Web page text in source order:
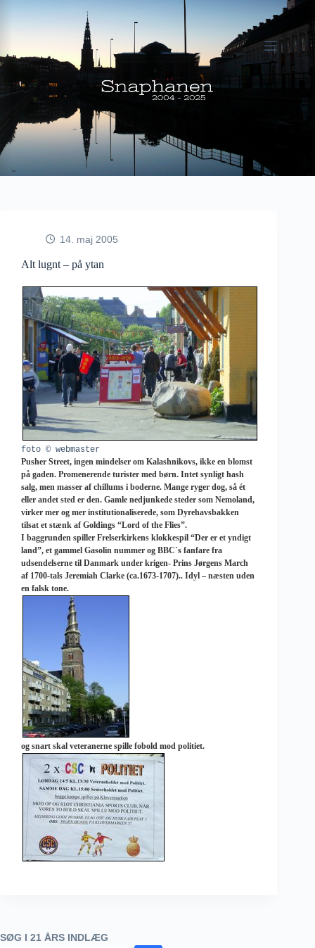
14. maj 2005
Alt lugnt – på ytan
foto © webmaster
Pusher Street, ingen mindelser om Kalashnikovs, ikke en blomst
på gaden. Promenerende turister med børn. Intet synligt hash
salg, men masser af chillums i boderne. Mange ryger dog, så ét
eller andet sted er den. Gamle nedjunkede steder som Nemoland,
virker mer og mer institutionaliserede, som Dyrehavsbakken
tilsat et stænk af Goldings “Lord of the Flies”.
I baggrunden spiller Frelserkirkens klokkespil “Der er et yndigt
land”, et gammel Gasolin nummer og BBC´s fanfare fra
udsendelserne til Danmark under krigen- Prins Jørgens March
af 1700-tals Jeremiah Clarke (ca.1673-1707).. Idyl – næsten uden
en falsk tone.
og snart skal veteranerne spille fobold mod politiet.
SØG I 21 ÅRS INDLÆG